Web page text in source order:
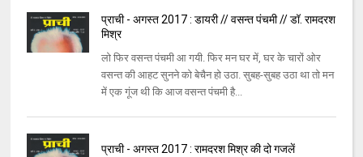
प्राची - अगस्त 2017 : डायरी // वसन्त पंचमी // डॉ. रामदरश
मिश्र
लो फिर वसन्त पंचमी आ गयी. फिर मन घर में, घर के चारों ओर
वसन्त की आहट सुनने को बेचैन हो उठा. सुबह-सुबह उठा था तो मन
में एक गूंज थी कि आज वसन्त पंचमी है...
प्राची - अगस्त 2017 : रामदरश मिश्र की दो गजलें